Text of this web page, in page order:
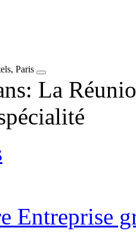
Paris
La
Entreprise